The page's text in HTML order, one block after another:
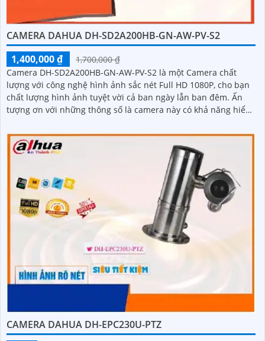
CAMERA DAHUA DH-SD2A200HB-GN-AW-PV-S2
1,400,000 ₫
1,700,000 ₫
Camera DH-SD2A200HB-GN-AW-PV-S2 là một Camera chất
lượng với công nghệ hình ảnh sắc nét Full HD 1080P, cho bạn
chất lượng hình ảnh tuyệt vời cả ban ngày lẫn ban đêm. Ấn
tượng ơn với những thông số là camera này có khả năng hiển
đêm
CAMERA DAHUA DH-EPC230U-PTZ